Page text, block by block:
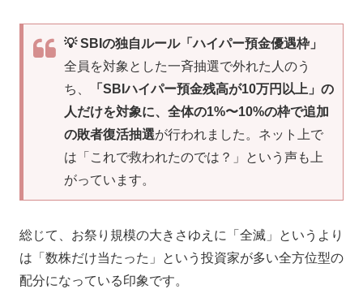
💡 SBIの独自ルール「ハイパー預金優遇枠」
全員を対象とした一斉抽選で外れた人のう
ち、
「SBIハイパー預金残高が10万円以上」の
人だけを対象に、全体の1%〜10%の枠で追加
の敗者復活抽選が行われました。ネット上で
は「これで救われたのでは？」という声も上
がっています。
総じて、お祭り規模の大きさゆえに「全滅」というより
は「数株だけ当たった」という投資家が多い全方位型の
配分になっている印象です。